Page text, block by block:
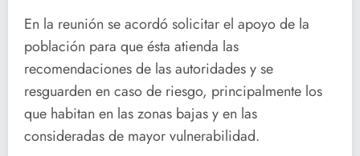
En la reunión se acordó solicitar el apoyo de la
población para que ésta atienda las
recomendaciones de las autoridades y se
resguarden en caso de riesgo, principalmente los
que habitan en las zonas bajas y en las
consideradas de mayor vulnerabilidad.